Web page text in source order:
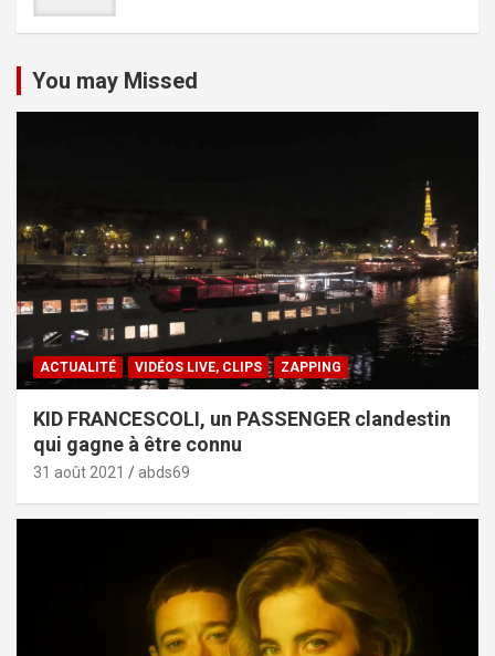
You may Missed
ACTUALITÉ VIDÉOS LIVE, CLIPS ZAPPING
KID FRANCESCOLI, un PASSENGER clandestin
qui gagne à être connu
31 août 2021 abds69